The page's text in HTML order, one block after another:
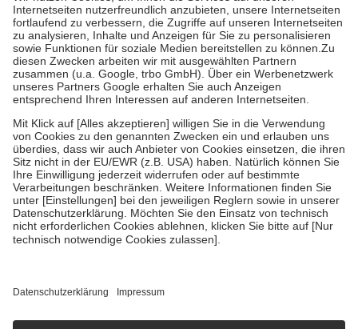
Kosten der Leistung zu entrichten.
Diese Regeln gelten grundsätzlich auch für Online-Apotheken.
Bei Heilmitteln und häuslicher Krankenpflege beträgt die
Zuzahlung zehn Prozent der Kosten sowie zehn Euro je
Verordnung.
Um das Engagement der Versicherten für ihre eigene Gesundheit zu
stärken und die besondere Stellung der Familie zu unterstützen,
fallenkeine Zuzahlungenan bei:
• Kindern und Jugendlichen bis zum vollendeten 18. Lebensjahr
mit Ausnahme der Fahrkosten
• Untersuchungen zur Vorsorge und Früherkennung, die von der
GKV getragen werden
• empfohlenen Schutzimpfungen
• Harn- und Blutteststreifen
getroffen, um sicherzustellen, dass es sich um echte Bewertungen
https://help.etrusted.com/hc/de/articles/4419944605341